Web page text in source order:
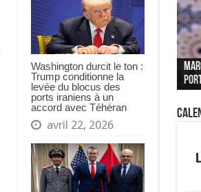
Washington durcit le ton :
Trump conditionne la
levée du blocus des
ports iraniens à un
accord avec Téhéran
avril 22, 2026
Le
des
«
L